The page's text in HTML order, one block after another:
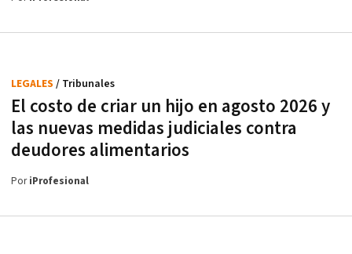
El costo de criar un hijo en agosto 2026 y
las nuevas medidas judiciales contra
deudores alimentarios
LEGALES / Tribunales
PoriProfesional